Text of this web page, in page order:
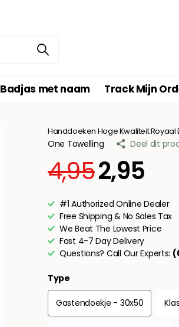
Badjas met naam Track Mijn
Handdoeken Hoge Kwaliteit Royaal
One Towelling Deel dit
4,952,95
#1 Authorized Online Dealer
Free Shipping & No Sales Tax
We Beat The Lowest Price
Fast 4-7 Day Delivery
Questions? Call Our Experts:
Type
Gastendoekje - 30x50